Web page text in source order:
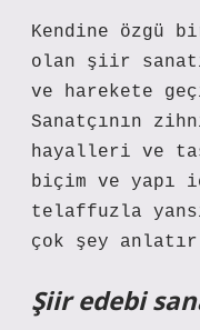
Kendine özgü
olan şiir
ve harekete
Sanatçının
hayalleri ve
biçim ve yapı
telaffuzla
çok şey
Şiir edebi